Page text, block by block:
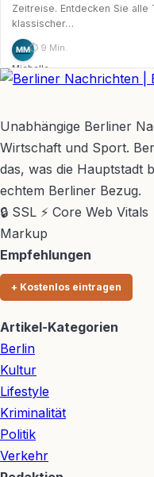
Zeitreise. Entdecken Sie
klassischer…
MM
Michelle
Möhring
⏱ 9 Min.
Unabhängige Berliner
Wirtschaft und Sport.
das, was die Hauptstadt
echtem Berliner Bezug.
🔒 SSL ⚡ Core Web Vitals
Markup
Empfehlungen
+ Kostenlos eintragen
Artikel-Kategorien
Berlin
Kultur
Lifestyle
Kriminalität
Politik
Verkehr